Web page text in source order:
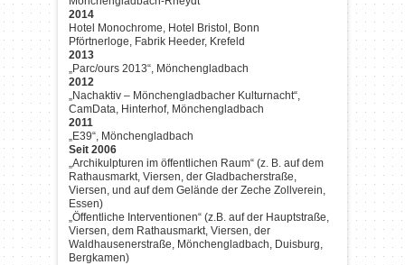
2014
Hotel Monochrome, Hotel Bristol, Bonn
Pförtnerloge, Fabrik Heeder, Krefeld
2013
„Parc/ours 2013“, Mönchengladbach
2012
„Nachaktiv – Mönchengladbacher Kulturnacht“,
CamData, Hinterhof, Mönchengladbach
2011
„E39“, Mönchengladbach
Seit 2006
„Archikulpturen im öffentlichen Raum“ (z. B. auf dem
Rathausmarkt, Viersen, der Gladbacherstraße,
Viersen, und auf dem Gelände der Zeche Zollverein,
Essen)
„Öffentliche Interventionen“ (z.B. auf der Hauptstraße,
Viersen, dem Rathausmarkt, Viersen, der
Waldhausenerstraße, Mönchengladbach, Duisburg,
Bergkamen)